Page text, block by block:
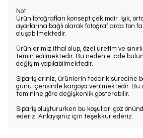
Not:
Ürün fotoğrafları konsept çekimdir. Işık,
ayarlarına bağlı olarak fotoğraflarda ton
oluşabilmektedir.
Ürünlerimiz ithal olup, özel üretim ve
temin edilmektedir. Bu nedenle iade
değişim yapılabilmektedir.
Siparişleriniz, ürünlerin tedarik sürecine
günü içerisinde kargoya verilmektedir. Bu
teminine göre değişkenlik gösterebilir.
Sipariş oluştururken bu koşulları göz
ederiz. Anlayışınız için teşekkür ederiz.